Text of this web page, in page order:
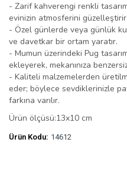
- Zarif kahverengi renkli
evinizin atmosferini güzelleştirir.
- Özel günlerde veya günlük
ve davetkar bir ortam yaratır.
- Mumun üzerindeki Pug
ekleyerek, mekanınıza
- Kaliteli malzemelerden
eder; böylece sevdiklerinizle
farkına varılır.
Ürün ölçüsü:13x10 cm
Ürün Kodu: 14612